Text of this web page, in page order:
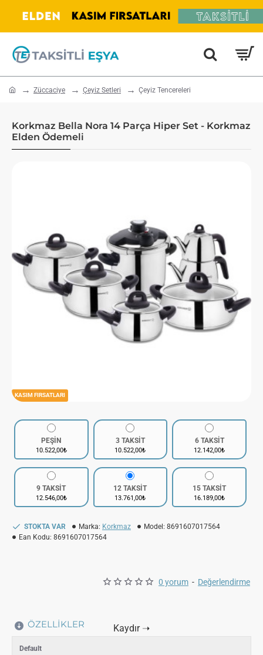
home Züccaciye Çeyiz Setleri Çeyiz Tencereleri
Korkmaz Bella Nora 14 Parça Hiper Set - Korkmaz
Elden Ödemeli
KASIM FIRSATLARI
0 yorum - Değerlendirme
PEŞİN
10.522,00₺
3 TAKSİT
10.522,00₺
6 TAKSİT
12.142,00₺
9 TAKSİT
12.546,00₺
12 TAKSİT
13.761,00₺
15 TAKSİT
16.189,00₺
STOKTA VAR Marka: Korkmaz Model: 8691607017564
Ean Kodu: 8691607017564
ÖZELLIKLER
Default